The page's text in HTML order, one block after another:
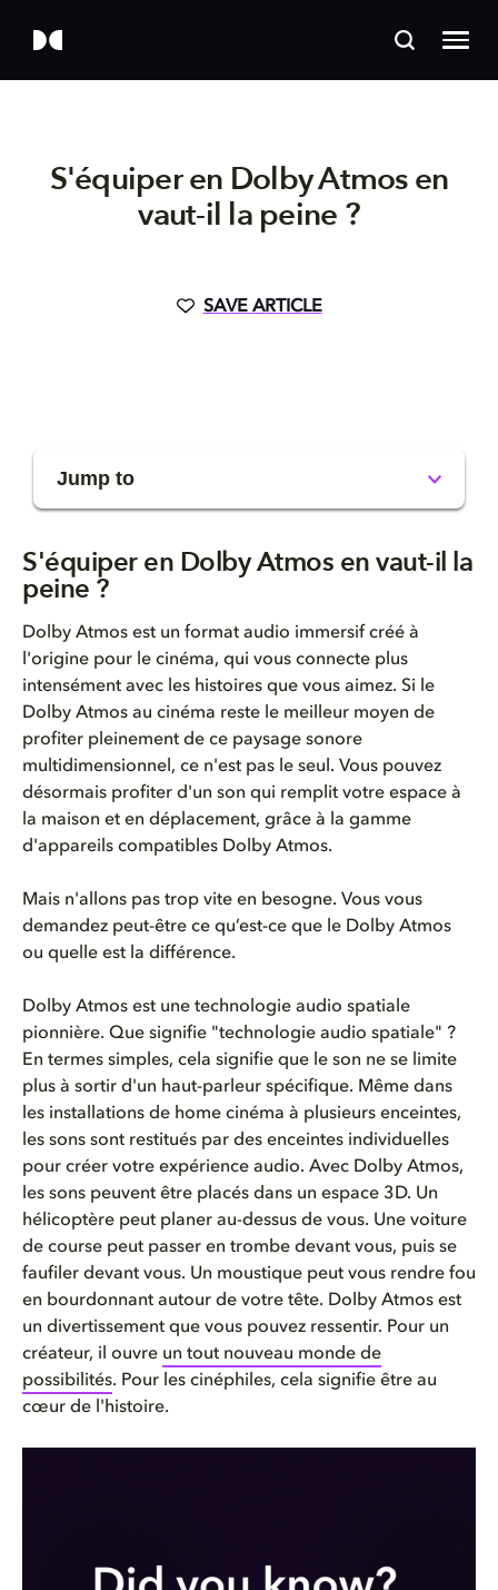
S'équiper en Dolby Atmos en
vaut-il la peine ?
SAVE ARTICLE
Jump to
La valeur de Dolby Atmos
Dolby Atmos est facile, aborda...
S'équiper en Dolby Atmos en vaut-il la
peine ?
Dolby Atmos est un format audio immersif créé à
l'origine pour le cinéma, qui vous connecte plus
intensément avec les histoires que vous aimez. Si le
Dolby Atmos au cinéma reste le meilleur moyen de
profiter pleinement de ce paysage sonore
multidimensionnel, ce n'est pas le seul. Vous pouvez
désormais profiter d'un son qui remplit votre espace à
la maison et en déplacement, grâce à la gamme
d'appareils compatibles Dolby Atmos.
Mais n'allons pas trop vite en besogne. Vous vous
demandez peut-être ce qu’est-ce que le Dolby Atmos
ou quelle est la différence.
Dolby Atmos est une technologie audio spatiale
pionnière. Que signifie "technologie audio spatiale" ?
En termes simples, cela signifie que le son ne se limite
plus à sortir d'un haut-parleur spécifique. Même dans
les installations de home cinéma à plusieurs enceintes,
les sons sont restitués par des enceintes individuelles
pour créer votre expérience audio. Avec Dolby Atmos,
les sons peuvent être placés dans un espace 3D. Un
hélicoptère peut planer au-dessus de vous. Une voiture
de course peut passer en trombe devant vous, puis se
faufiler devant vous. Un moustique peut vous rendre fou
en bourdonnant autour de votre tête. Dolby Atmos est
un divertissement que vous pouvez ressentir. Pour un
créateur, il ouvre un tout nouveau monde de
possibilités. Pour les cinéphiles, cela signifie être au
cœur de l'histoire.